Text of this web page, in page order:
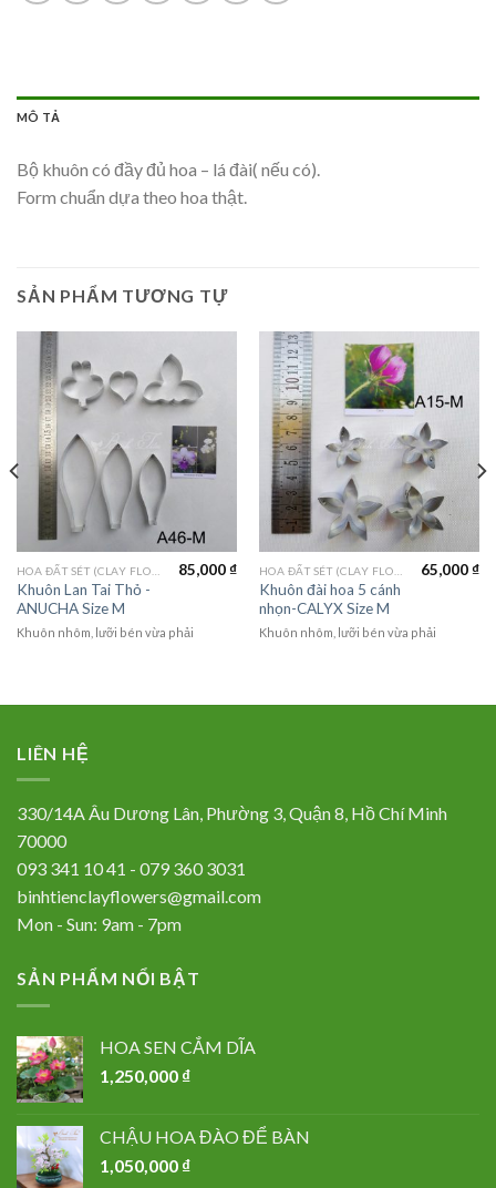
MÔ TẢ
Bộ khuôn có đầy đủ hoa – lá đài( nếu có).
Form chuẩn dựa theo hoa thật.
SẢN PHẨM TƯƠNG TỰ
Khuôn Lan Tai Thỏ -
ANUCHA Size M
85,000₫
Khuôn nhôm, lưỡi bén vừa phải
Khuôn đài hoa 5 cánh
nhọn-CALYX Size M
65,000₫
Khuôn nhôm, lưỡi bén vừa phải
LIÊN HỆ
330/14A Âu Dương Lân, Phường 3, Quận 8, Hồ Chí Minh
70000
093 341 10 41 - 079 360 3031
binhtienclayflowers@gmail.com
Mon - Sun: 9am - 7pm
SẢN PHẨM NỔI BẬT
HOA SEN CẮM DĨA
1,250,000 ₫
CHẬU HOA ĐÀO ĐỂ BÀN
1,050,000 ₫